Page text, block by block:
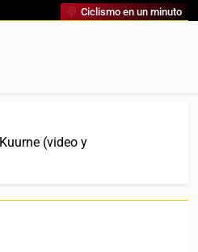
Mundial. Entrevistas, Análisis,
Web Ciclista De Referencia.
Ciclismo en un minuto
(video y